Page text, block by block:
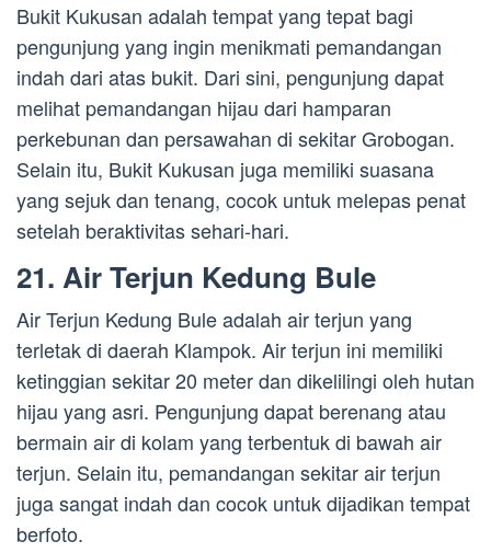
Bukit Kukusan adalah tempat yang tepat bagi
pengunjung yang ingin menikmati pemandangan
indah dari atas bukit. Dari sini, pengunjung dapat
melihat pemandangan hijau dari hamparan
perkebunan dan persawahan di sekitar Grobogan.
Selain itu, Bukit Kukusan juga memiliki suasana
yang sejuk dan tenang, cocok untuk melepas penat
setelah beraktivitas sehari-hari.
21. Air Terjun Kedung Bule
Air Terjun Kedung Bule adalah air terjun yang
terletak di daerah Klampok. Air terjun ini memiliki
ketinggian sekitar 20 meter dan dikelilingi oleh hutan
hijau yang asri. Pengunjung dapat berenang atau
bermain air di kolam yang terbentuk di bawah air
terjun. Selain itu, pemandangan sekitar air terjun
juga sangat indah dan cocok untuk dijadikan tempat
berfoto.